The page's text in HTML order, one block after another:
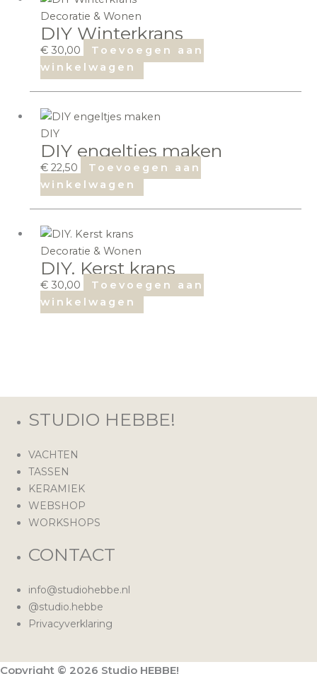
Decoratie & Wonen
DIY Winterkrans
€ 30,00
Toevoegen aan
winkelwagen
DIY
DIY engeltjes maken
€ 22,50
Toevoegen aan
winkelwagen
Decoratie & Wonen
DIY. Kerst krans
€ 30,00
Toevoegen aan
winkelwagen
STUDIO HEBBE!
VACHTEN
TASSEN
KERAMIEK
WEBSHOP
WORKSHOPS
CONTACT
info@studiohebbe.nl
@studio.hebbe
Privacyverklaring
Copyright © 2026 Studio HEBBE!